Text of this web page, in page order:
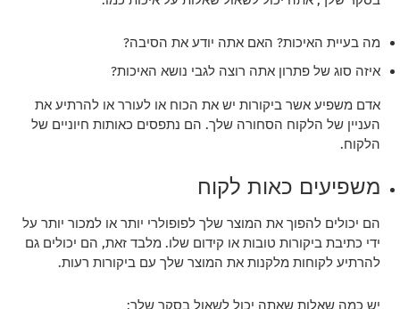
מה בעיית האיכות? האם אתה יודע את הסיבה?
איזה סוג של פתרון אתה רוצה לגבי נושא האיכות?
אדם משפיע אשר ביקורות יש את הכוח או לעורר או להרתיע את
העניין של הלקוח הסחורה שלך. הם נתפסים כאותות חיוניים של
הלקוח.
משפיעים כאות לקוח
הם יכולים להפוך את המוצר שלך לפופולרי יותר או למכור יותר על
ידי כתיבת ביקורות טובות או קידום שלו. מלבד זאת, הם יכולים גם
להרתיע לקוחות מלקנות את המוצר שלך עם ביקורות רעות.
יש כמה שאלות שאתה יכול לשאול בסקר שלך: